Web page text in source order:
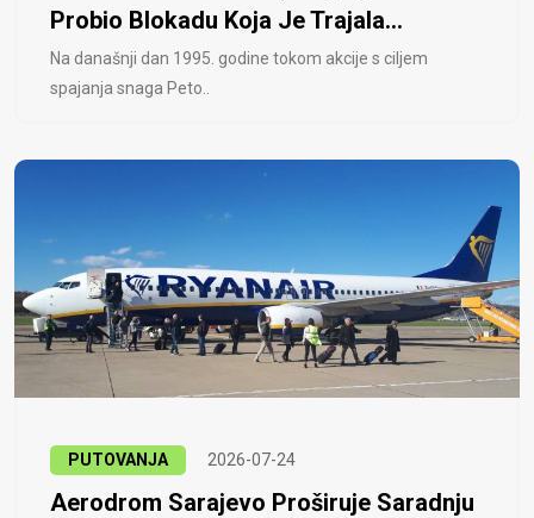
Probio Blokadu Koja Je Trajala...
Na današnji dan 1995. godine tokom akcije s ciljem
spajanja snaga Peto..
PUTOVANJA 2026-07-24
Aerodrom Sarajevo Proširuje Saradnju